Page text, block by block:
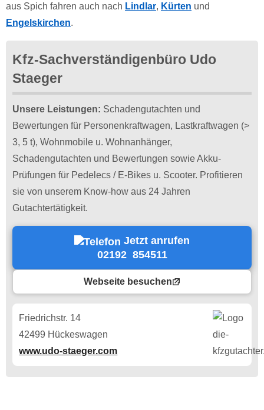
aus Spich fahren auch nach Lindlar, Kürten und
Engelskirchen.
Kfz-Sachverständigenbüro Udo
Staeger
Unsere Leistungen: Schadengutachten und
Bewertungen für Personenkraftwagen, Lastkraftwagen (>
3, 5 t), Wohnmobile u. Wohnanhänger,
Schadengutachten und Bewertungen sowie Akku-
Prüfungen für Pedelecs / E-Bikes u. Scooter. Profitieren
sie von unserem Know-how aus 24 Jahren
Gutachtertätigkeit.
Jetzt anrufen
02192 854511
Webseite besuchen
Friedrichstr. 14
42499 Hückeswagen
www.udo-staeger.com